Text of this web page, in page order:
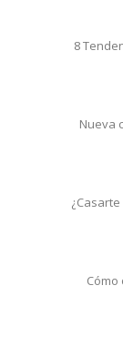
8
Nueva